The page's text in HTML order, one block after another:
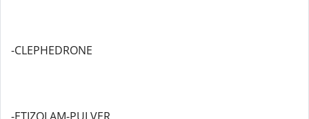
-CLEPHEDRONE